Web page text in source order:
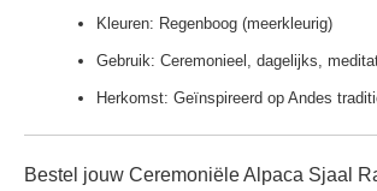
Kleuren: Regenboog (meerkleurig)
Gebruik: Ceremonieel, dagelijks,
Herkomst: Geïnspireerd op Andes
Bestel jouw Ceremoniële Alpaca Sjaal